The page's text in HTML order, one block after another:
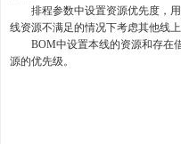
排程参数中设置资源优先度，用
线资源不满足的情况下考虑其他线上
BOM中设置本线的资源和存在
源的优先级。